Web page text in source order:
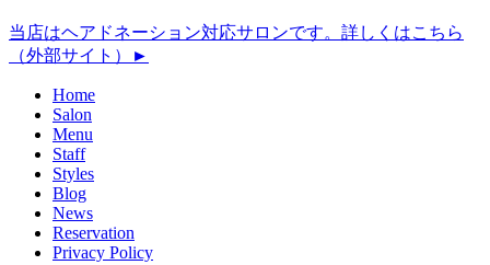
当店はヘアドネーション対応サロンです。詳しくはこちら
（外部サイト）►︎
Home
Salon
Menu
Staff
Styles
Blog
News
Reservation
Privacy Policy